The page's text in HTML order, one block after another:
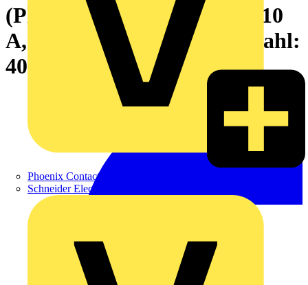
Phoenix Contact
Schneider Electric
(Platinenanschluss), 125 V, 10
A, Raster in mm: 3.50, Polzahl:
40, THT-Lötanschluss, Box